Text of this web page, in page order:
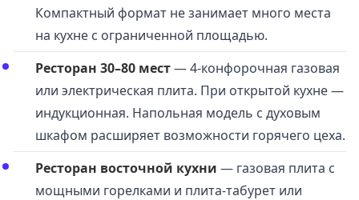
Компактный формат не занимает много места
на кухне с ограниченной площадью.
Ресторан 30–80 мест— 4-конфорочная газовая
или электрическая плита. При открытой кухне —
индукционная. Напольная модель с духовым
шкафом расширяет возможности горячего цеха.
Ресторан восточной кухни — газовая плита с
мощными горелками и плита-табурет или